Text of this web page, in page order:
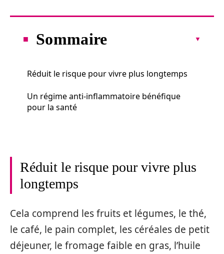
Sommaire
Réduit le risque pour vivre plus longtemps
Un régime anti-inflammatoire bénéfique
pour la santé
Réduit le risque pour vivre plus
longtemps
Cela comprend les fruits et légumes, le thé,
le café, le pain complet, les céréales de petit
déjeuner, le fromage faible en gras, l’huile